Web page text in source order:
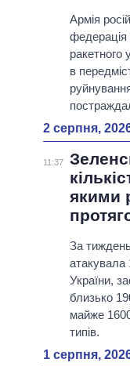
Армія
федерація
ракетного
в
2 серпня,
11:37
якими
За
атакувала
України,
близько
майже
типів.
1 серпня,